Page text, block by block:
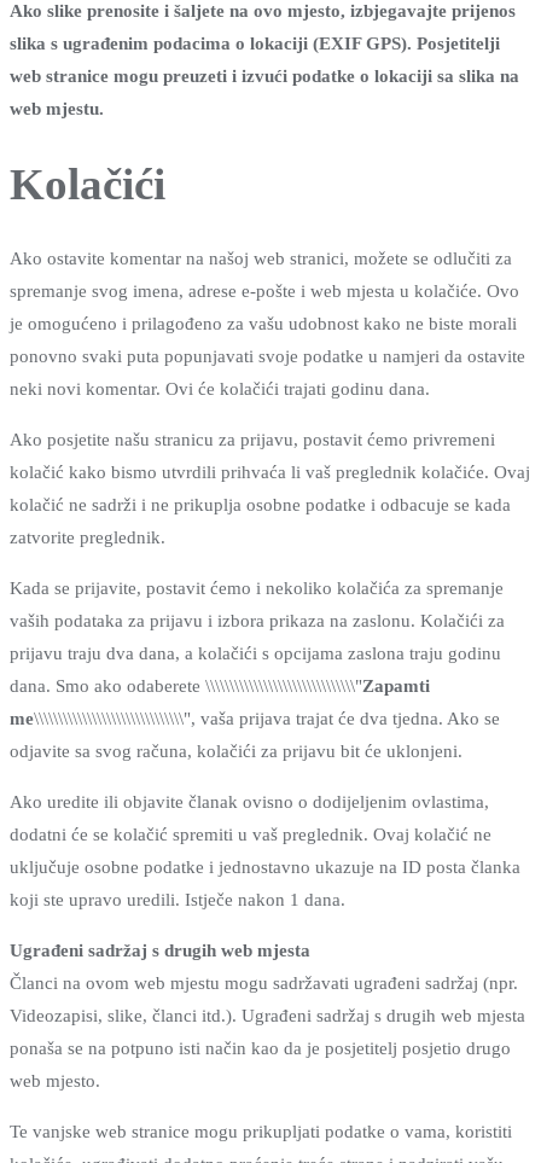
Ako slike prenosite i šaljete na ovo mjesto, izbjegavajte prijenos
slika s ugrađenim podacima o lokaciji (EXIF GPS). Posjetitelji
web stranice mogu preuzeti i izvući podatke o lokaciji sa slika na
web mjestu.
Kolačići
Ako ostavite komentar na našoj web stranici, možete se odlučiti za
spremanje svog imena, adrese e-pošte i web mjesta u kolačiće. Ovo
je omogućeno i prilagođeno za vašu udobnost kako ne biste morali
ponovno svaki puta popunjavati svoje podatke u namjeri da ostavite
neki novi komentar. Ovi će kolačići trajati godinu dana.
Ako posjetite našu stranicu za prijavu, postavit ćemo privremeni
kolačić kako bismo utvrdili prihvaća li vaš preglednik kolačiće. Ovaj
kolačić ne sadrži i ne prikuplja osobne podatke i odbacuje se kada
zatvorite preglednik.
Kada se prijavite, postavit ćemo i nekoliko kolačića za spremanje
vaših podataka za prijavu i izbora prikaza na zaslonu. Kolačići za
prijavu traju dva dana, a kolačići s opcijama zaslona traju godinu
dana. Smo ako odaberete \\\\\\\\\\\\\\\\\\\\\\\\\\\\\\\"Zapamti
me\\\\\\\\\\\\\\\\\\\\\\\\\\\\\\\", vaša prijava trajat će dva tjedna. Ako se
odjavite sa svog računa, kolačići za prijavu bit će uklonjeni.
Ako uredite ili objavite članak ovisno o dodijeljenim ovlastima,
dodatni će se kolačić spremiti u vaš preglednik. Ovaj kolačić ne
uključuje osobne podatke i jednostavno ukazuje na ID posta članka
koji ste upravo uredili. Istječe nakon 1 dana.
Ugrađeni sadržaj s drugih web mjesta
Članci na ovom web mjestu mogu sadržavati ugrađeni sadržaj (npr.
Videozapisi, slike, članci itd.). Ugrađeni sadržaj s drugih web mjesta
ponaša se na potpuno isti način kao da je posjetitelj posjetio drugo
web mjesto.
Te vanjske web stranice mogu prikupljati podatke o vama, koristiti